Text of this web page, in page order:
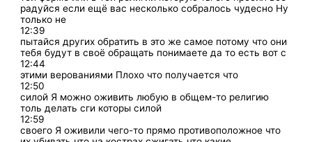
радуйся если ещё вас несколько собралось чудесно Ну
только не
12:39
пытайся других обратить в это же самое потому что они
тебя будут в своё обращать понимаете да то есть вот с
12:44
этими верованиями Плохо что получается что
12:50
силой Я можно оживить любую в общем-то религию
толь делать сги которы силой
12:59
своего Я оживили чего-то прямо противоположное что